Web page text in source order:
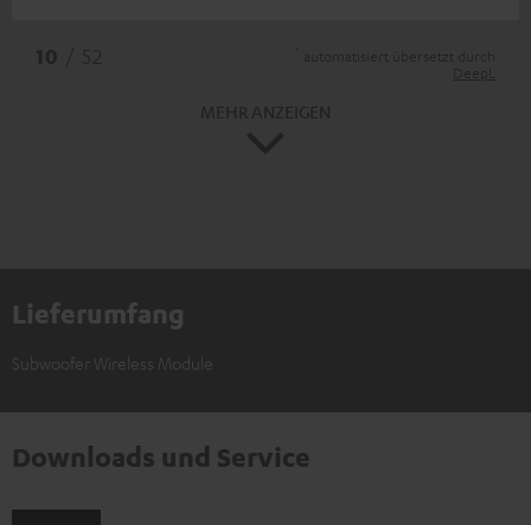
Lieferumfang
Subwoofer Wireless Module
Downloads und Service